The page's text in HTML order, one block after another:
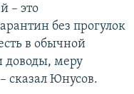
– это
без прогулок
в обычной
доводы, меру
сказал Юнусов.